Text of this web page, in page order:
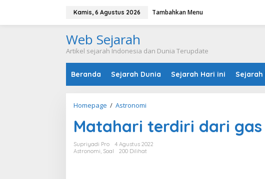
Kamis, 6 Agustus 2026 Tambahkan Menu
Web Sejarah
Artikel sejarah Indonesia dan Dunia Terupdate
Beranda Sejarah Dunia Sejarah Hari ini Sejarah
Homepage / Astronomi
t
a
h
Matahari terdiri dari
Supriyadi Pro
4 Agustus 2022
Astronomi, Soal 200 Dilihat